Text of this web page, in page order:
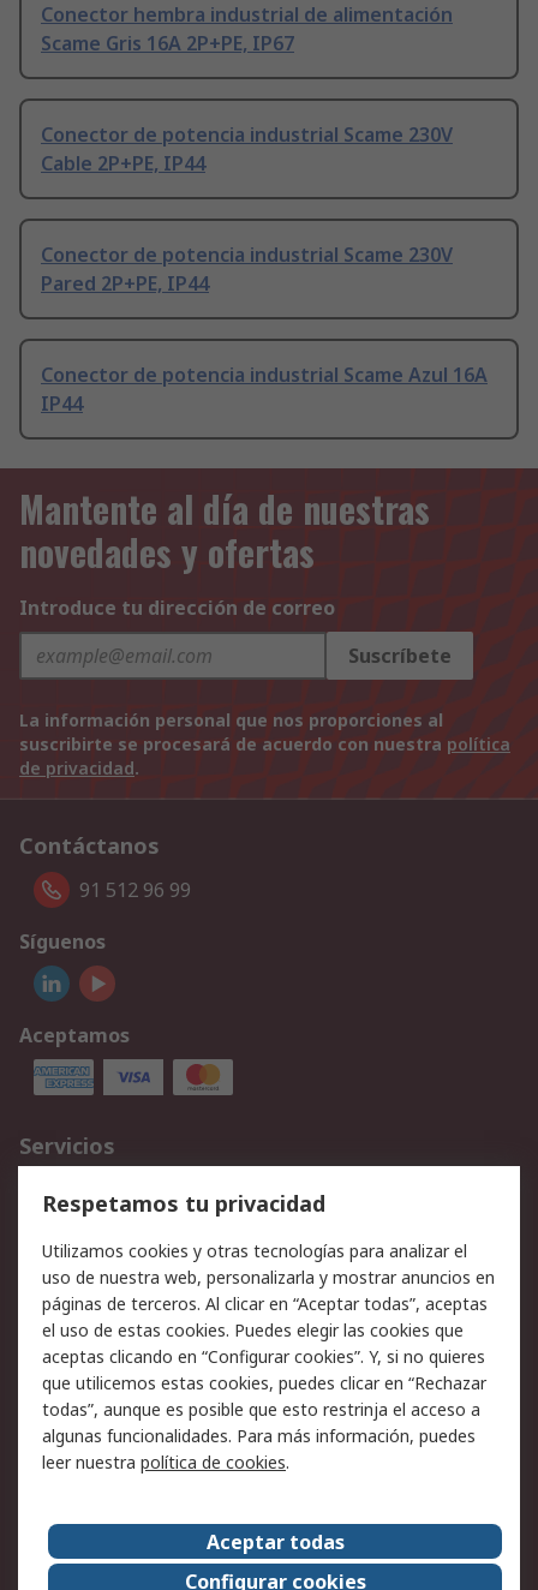
Conector hembra industrial de alimentación
Scame Gris 16A 2P+PE, IP67
Conector de potencia industrial Scame 230V
Cable 2P+PE, IP44
Conector de potencia industrial Scame 230V
Pared 2P+PE, IP44
Conector de potencia industrial Scame Azul 16A
IP44
Mantente al día de nuestras
novedades y ofertas
Introduce tu dirección de correo
Suscríbete
La información personal que nos proporciones al
suscribirte se procesará de acuerdo con nuestra política
de privacidad.
Contáctanos
91 512 96 99
Síguenos
Aceptamos
Servicios
Cómo realizar pedidos
Devoluciones
Facturación y pago
Ofertas
Soporte técnico
Legal
Aviso legal
Política de privacidad -
Actualizada
Política sobre cookies
Seguridad de emails
Certificaciones de
Condiciones de venta
Acerca de RS
Respetamos tu privacidad
Utilizamos cookies y otras tecnologías para analizar el
uso de nuestra web, personalizarla y mostrar anuncios en
páginas de terceros. Al clicar en “Aceptar todas”, aceptas
el uso de estas cookies. Puedes elegir las cookies que
aceptas clicando en “Configurar cookies”. Y, si no quieres
que utilicemos estas cookies, puedes clicar en “Rechazar
todas”, aunque es posible que esto restrinja el acceso a
algunas funcionalidades. Para más información, puedes
leer nuestra política de cookies.
Aceptar todas
Configurar cookies